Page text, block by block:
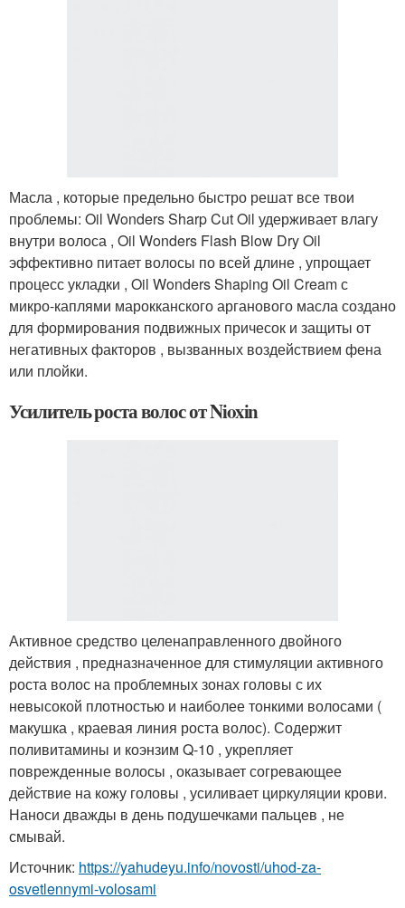
Масла , которые предельно быстро решат все твои
проблемы: Oil Wonders Sharp Cut Oil удерживает влагу
внутри волоса , Oil Wonders Flash Blow Dry Oil
эффективно питает волосы по всей длине , упрощает
процесс укладки , Oil Wonders Shaping Oil Cream с
микро-каплями марокканского арганового масла создано
для формирования подвижных причесок и защиты от
негативных факторов , вызванных воздействием фена
или плойки.
Усилитель роста волос от Nioxin
Активное средство целенаправленного двойного
действия , предназначенное для стимуляции активного
роста волос на проблемных зонах головы с их
невысокой плотностью и наиболее тонкими волосами (
макушка , краевая линия роста волос). Содержит
поливитамины и коэнзим Q-10 , укрепляет
поврежденные волосы , оказывает согревающее
действие на кожу головы , усиливает циркуляции крови.
Наноси дважды в день подушечками пальцев , не
смывай.
Источник: https://yahudeyu.info/novosti/uhod-za-
osvetlennymi-volosami